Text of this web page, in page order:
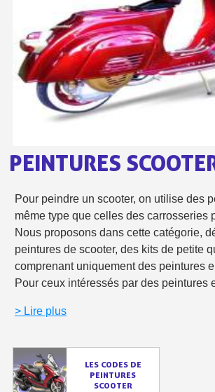
Inscription à la newsletter : 5€ de
Livraison sous 24 h en France
Livraison offerte en France métropolitaine
Paiement en 4x sans frais dès 30€
Partagez vos créations et obtenez des
Gagnez des points de fidélité à chaque
Livraison sous 24 h en
Retour produits sous 14 jours
Réduction de 5€ sur la première
Livraison offerte en France métropolitaine
PEINTURES
Pour peindre un scooter, on utilise des
même type que celles des carrosseries
Nous proposons dans cette catégorie,
peintures de scooter, des kits de petite
comprenant uniquement des peintures
Pour ceux intéressés par des peintures
> Lire plus
LES CODES DE
PEINTURES
SCOOTER